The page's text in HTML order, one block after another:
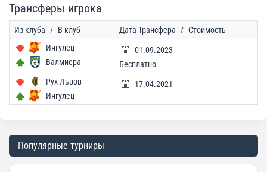
Трансферы игрока
Из клуба / В клуб Дата Трансфера / Стоимость
Ингулец
Валмиера
01.09.2023
Бесплатно
Рух Львов
Ингулец
17.04.2021
Популярные турниры